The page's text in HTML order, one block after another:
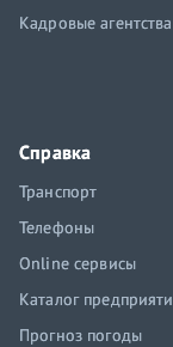
Кадровые агентства
Справка
Транспорт
Телефоны
Online сервисы
Каталог
Прогноз погоды